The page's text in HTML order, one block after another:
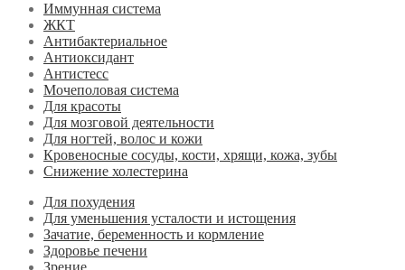
Иммунная система
ЖКТ
Антибактериальное
Антиоксидант
Антистесс
Мочеполовая система
Для красоты
Для мозговой деятельности
Для ногтей, волос и кожи
Кровеносные сосуды, кости, хрящи, кожа, зубы
Снижение холестерина
Для похудения
Для уменьшения усталости и истощения
Зачатие, беременность и кормление
Здоровье печени
Зрение